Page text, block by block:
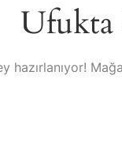
Ufukta
hazırlanıyor!